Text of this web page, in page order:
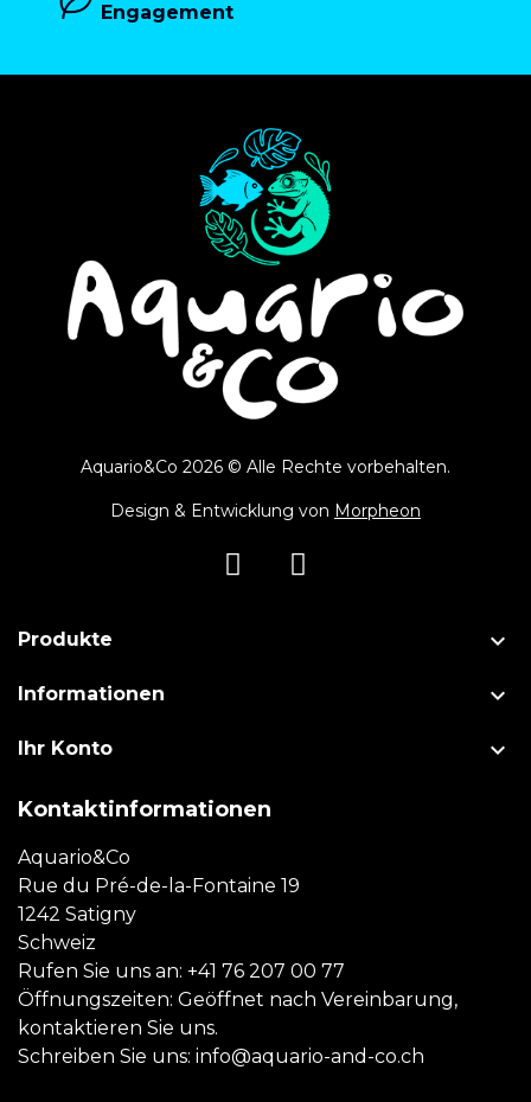
Engagement
Aquario&Co 2026 © Alle Rechte vorbehalten.
Design & Entwicklung von Morpheon
Produkte 
Informationen 
Ihr Konto 
Kontaktinformationen
Aquario&Co
Rue du Pré-de-la-Fontaine 19
1242 Satigny
Schweiz
Rufen Sie uns an: +41 76 207 00 77
Öffnungszeiten: Geöffnet nach Vereinbarung,
kontaktieren Sie uns.
Schreiben Sie uns: info@aquario-and-co.ch